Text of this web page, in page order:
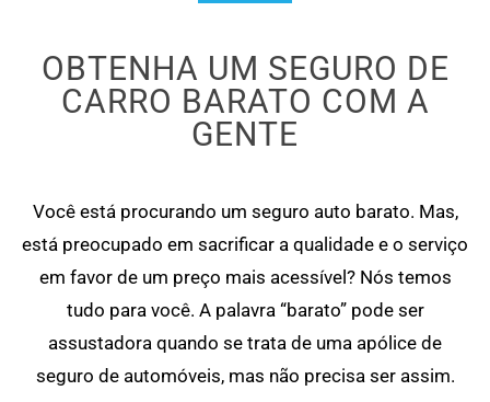
OBTENHA UM SEGURO DE
CARRO BARATO COM A
GENTE
Você está procurando um seguro auto barato. Mas,
está preocupado em sacrificar a qualidade e o serviço
em favor de um preço mais acessível? Nós temos
tudo para você. A palavra “barato” pode ser
assustadora quando se trata de uma apólice de
seguro de automóveis, mas não precisa ser assim.